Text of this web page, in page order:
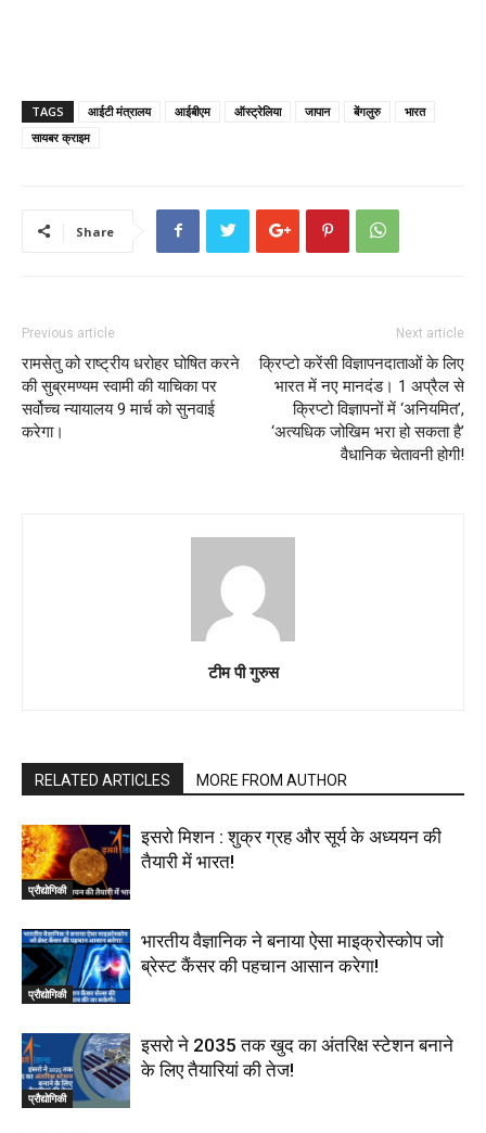
TAGS आईटी मंत्रालय आईबीएम ऑस्ट्रेलिया जापान बेंगलुरु
भारत
सायबर क्राइम
Share
Previous article
रामसेतु को राष्ट्रीय धरोहर घोषित करने
की सुब्रमण्यम स्वामी की याचिका पर
सर्वोच्च न्यायालय 9 मार्च को सुनवाई
करेगा।
Next article
क्रिप्टो करेंसी विज्ञापनदाताओं के लिए
भारत में नए मानदंड। 1 अप्रैल से
क्रिप्टो विज्ञापनों में ‘अनियमित’,
‘अत्यधिक जोखिम भरा हो सकता है’
वैधानिक चेतावनी होगी!
टीम पी गुरुस
RELATED ARTICLES MORE FROM AUTHOR
प्रौद्योगिकी
इसरो मिशन : शुक्र ग्रह और सूर्य के अध्ययन की
तैयारी में भारत!
प्रौद्योगिकी
भारतीय वैज्ञानिक ने बनाया ऐसा माइक्रोस्कोप जो
ब्रेस्ट कैंसर की पहचान आसान करेगा!
प्रौद्योगिकी
इसरो ने 2035 तक खुद का अंतरिक्ष स्टेशन बनाने
के लिए तैयारियां की तेज!